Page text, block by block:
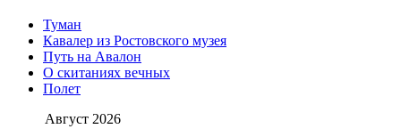
Туман
Кавалер из Ростовского музея
Путь на Авалон
О скитаниях вечных
Полет
Август 2026